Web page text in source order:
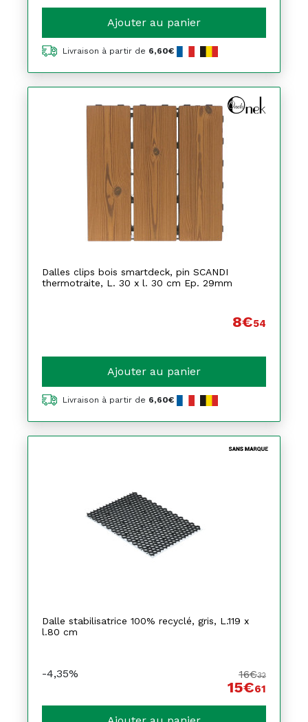
Ajouter au panier
Livraison à partir de 6,60€
Dalles clips bois smartdeck, pin SCANDI
thermotraite, L. 30 x l. 30 cm Ep. 29mm
8€54
Ajouter au panier
Livraison à partir de 6,60€
Dalle stabilisatrice 100% recyclé, gris, L.119 x
l.80 cm
-4,35% 16€32
15€61